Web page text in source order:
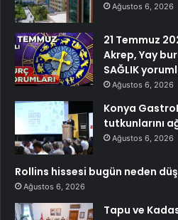
Ağustos 6, 2026
21 Temmuz
Akrep, Yay
SAĞLIK
Ağustos 6, 2026
Konya
tutkunlarını
Ağustos 6, 2026
Rollins hissesi bugün neden
Ağustos 6, 2026
Tapu ve